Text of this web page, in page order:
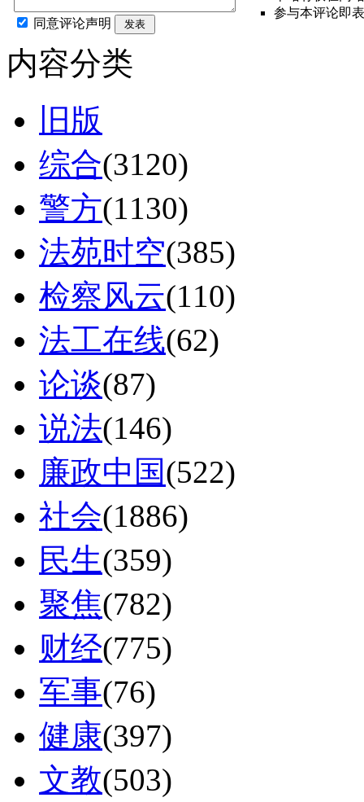
同意评论声明 发表
参与本评论即
内容分类
旧版
综合(3120)
警方(1130)
法苑时空(385)
检察风云(110)
法工在线(62)
论谈(87)
说法(146)
廉政中国(522)
社会(1886)
民生(359)
聚焦(782)
财经(775)
军事(76)
健康(397)
文教(503)